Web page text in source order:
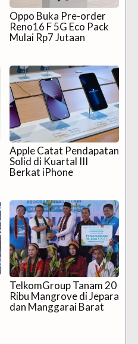
Oppo Buka Pre-order
Reno16 F 5G Eco Pack
Mulai Rp7 Jutaan
Apple Catat Pendapatan
Solid di Kuartal III
Berkat iPhone
TelkomGroup Tanam 20
Ribu Mangrove di Jepara
dan Manggarai Barat